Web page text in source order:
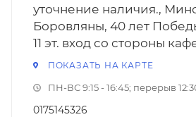
уточнение наличия.,
Боровляны, 40 лет
11 эт. вход со стороны
ПОКАЗАТЬ НА КАРТЕ
ПН-ВС 9:15 - 16:45; перерыв
0175145326